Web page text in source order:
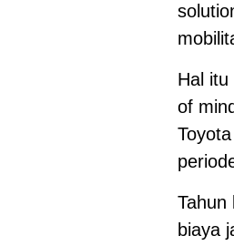
Hal
of
Tahun
biaya